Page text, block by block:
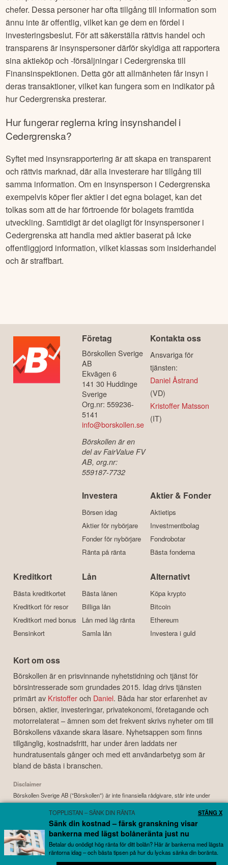
Insynshandel är köp och försäljning av aktier som görs av
personer med insynsställning i t.exCedergrenska
exempelvis styrelsemedlemmar, VD eller andra högre
chefer. Dessa personer har ofta tillgång till information som
ännu inte är offentlig, vilket kan ge dem en fördel i
investeringsbeslut. För att säkerställa rättvis handel och
transparens är insynspersoner därför skyldiga att rapportera
sina aktieköp och -försäljningar i
deras transaktioner, vilket kan fungera som en indikator på
hurCedergrenskapresterar.
Hur fungerar reglerna kring insynshandel i
Cedergrenska?
Syftet med insynsrapportering är att skapa en transparent
och rättvis marknad, där alla investerare har tillgång till
samma information. Om en insynsperson iCedergrenska
exempelvis köper fler aktier i det egna bolaget, kan det
tolkas som att de har förtroende för bolagets framtida
utveckling. Samtidigt är det olagligt för insynspersoner i
Företag
Börskollen Sverige
AB
Ekvägen 6
141 30 Huddinge
Sverige
Org.nr: 559236-
5141
info@borskollen.se
Börskollen är en
AB, org.nr:
559187-7732
Kontakta oss
Ansvariga för
tjänsten:
Daniel Åstrand
Investera
Börsen idag
Fonder för nybörjare
Aktier & Fonder
Aktietips
Fondrobotar
Kreditkort
Bästa kreditkortet
Kreditkort med bonus
Lån
Bästa lånen
Alternativt
Köpa krypto
Kort om oss
Börskollen är en prisvinnande nyhetstidning och tjänst för
börsintresserade som grundades 2015. Idag drivs tjänsten
primärt avKristofferochDaniel. Båda har stor erfarenhet av
börsen, aktier, investeringar, privatekonomi, företagande och
motorrelaterat – ämnen som det frekvent skrivs nyheter om till
Börskollens växande skara läsare. Nyhetsappen som finns
hundratusentals gånger och med ett användarbetyg som är
bland de bästa i branschen.
Börskollen Sverige AB ("Börskollen") är inte finansiella rådgivare, står inte under
finansinspektionens tillsyn och ger inga råd till dig. Detta innebär att
investeringsbeslut baserade på information som direkt eller indirekt härrörande
TOPPLISTAN – SÄNK DIN RÄNTA
Sänk din kostnad – färsk granskning visar
bankerna med lägst bolåneränta just nu
Betalar du onödigt hög ränta för ditt bolån? Här är bankerna med lägsta
räntorna idag – och bästa tipsen på hur du lyckas sänka din boränta.
STÄNG X